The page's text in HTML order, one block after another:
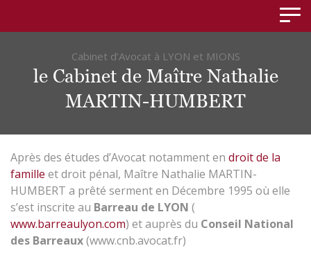
Cabinet d’Avocat à LYON et MIONS
le Cabinet de Maître Nathalie
MARTIN-HUMBERT
Après des études d’Avocat notamment en droit de la
famille et droit pénal, Maître Nathalie MARTIN-
HUMBERT a prêté serment en Décembre 1995 où elle
s’est inscrite au Barreau de LYON (
www.barreaulyon.com) et auprès du Conseil National
des Barreaux(www.cnb.avocat.fr)